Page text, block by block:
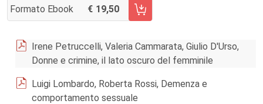
Formato Ebook 19,50
AGGIUNGI AL CARRELLO FASCICOLO 1/2016
Irene Petruccelli, Valeria Cammarata, Giulio D'Urso,
Donne e crimine, il lato oscuro del femminile
Luigi Lombardo, Roberta Rossi, Demenza e
comportamento sessuale